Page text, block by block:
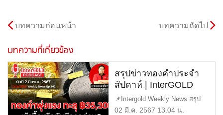
บทความก่อนหน้า บทความถัดไป
บทความที่เกี่ยวข้อง
สรุปข่าวทองคำประจำ
สัปดาห์ | InterGOLD
WEEKLY NEWS
EP.102 | ราคาทองวันนี้ |
📌Intergold Weekly News สรุป
ข่าวทองคำ ประจำสัปดาห์ EP102
02 มี.ค. 2567 13.04 น.